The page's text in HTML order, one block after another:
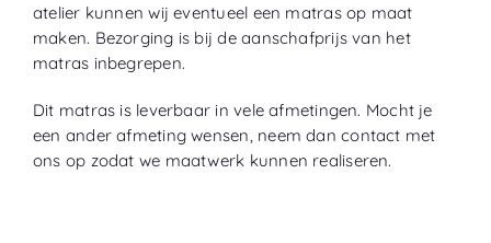
atelier kunnen wij eventueel een matras op maat
maken. Bezorging is bij de aanschafprijs van het
matras inbegrepen.
Dit matras is leverbaar in vele afmetingen. Mocht je
een ander afmeting wensen, neem dan contact met
ons op zodat we maatwerk kunnen realiseren.